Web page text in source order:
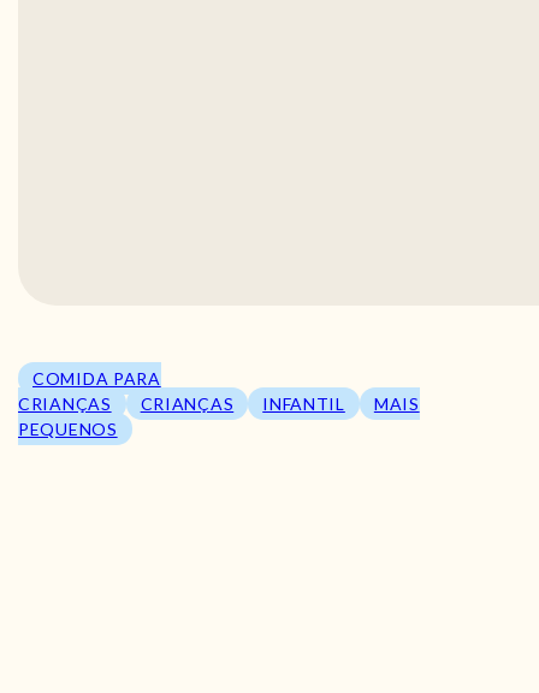
COMIDA PARA
CRIANÇAS
CRIANÇAS INFANTIL
MAIS
PEQUENOS